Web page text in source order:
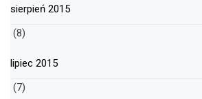
sierpień 2015
(8)
lipiec 2015
(7)